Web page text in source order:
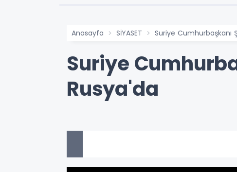
Anasayfa SİYASET Suriye Cumhurbaşkanı
Suriye
Rusya'da